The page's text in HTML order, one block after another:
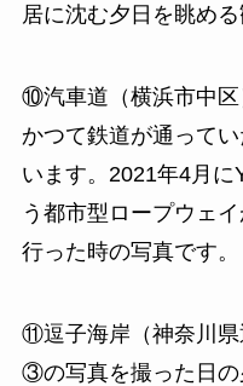
居に沈む夕日を眺め
⑩汽車道（横浜市中区
かつて鉄道が通って
います。2021年4月に
う都市型ロープウェ
行った時の写真です。
⑪逗子海岸（神奈川県
③の写真を撮った日の